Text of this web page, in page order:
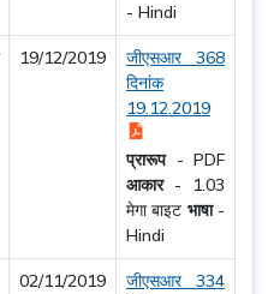
- Hindi
19/12/2019
जीएसआर 368
दिनांक
19.12.2019
प्रारूप- PDF
आकार -
1.03
मेगा बाइट भाषा-
Hindi
02/11/2019
जीएसआर 334